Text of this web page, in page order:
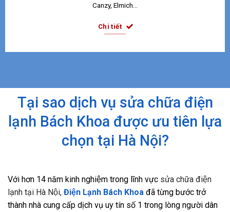
Canzy, Elmich…
Chi tiết
Tại sao dịch vụ sửa chữa điện
lạnh Bách Khoa được ưu tiên lựa
chọn tại Hà Nội?
Với hơn 14 năm kinh nghiệm trong lĩnh vực sửa chữa điện
lạnh tại Hà Nội, Điện Lạnh Bách Khoa đã từng bước trở
thành nhà cung cấp dịch vụ uy tín số 1 trong lòng người dân